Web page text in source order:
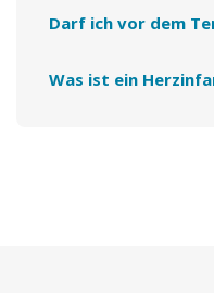
Darf ich vor dem
Was ist ein